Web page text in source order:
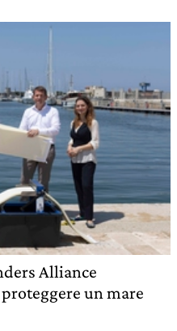
Alliance
un mare